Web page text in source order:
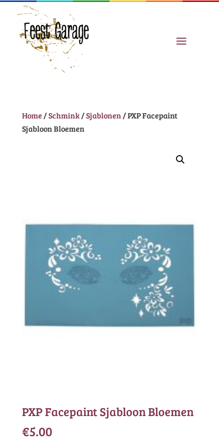
Home /Schmink/Sjablonen / PXP Facepaint
Sjabloon Bloemen
PXP Facepaint Sjabloon Bloemen
€5.00